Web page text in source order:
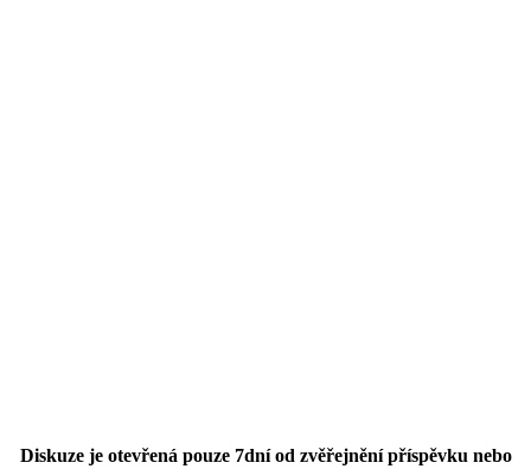
Diskuze je otevřená pouze 7dní od zvěřejnění příspěvku nebo